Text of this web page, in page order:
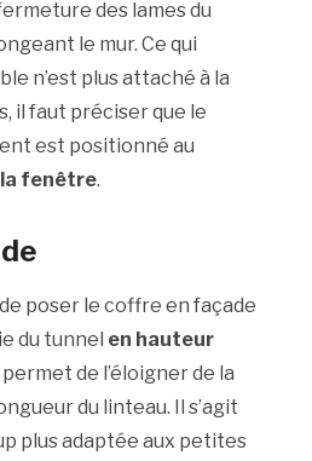
des lames du
le mur. Ce qui
n’est plus attaché à la
il faut préciser que le
est positionné au
fenêtre.
de poser le coffre en façade
du tunnel en hauteur
permet de l’éloigner de la
du linteau. Il s’agit
plus adaptée aux petites